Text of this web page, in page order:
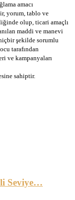
amacı
yorum, tablo ve
olup, ticari amaçlı
maddi ve manevi
şekilde sorumlu
tarafından
ve kampanyaları
sahiptir.
Seviye…